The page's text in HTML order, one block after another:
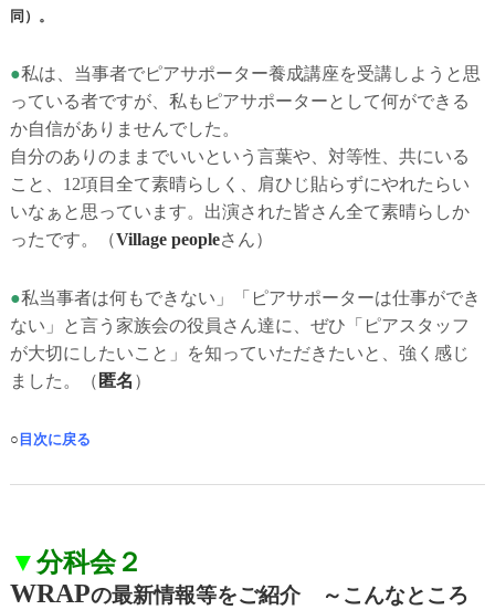
同）。
●私は、当事者でピアサポーター養成講座を受講しようと思
っている者ですが、私もピアサポーターとして何ができる
か自信がありませんでした。
自分のありのままでいいという言葉や、対等性、共にいる
こと、12項目全て素晴らしく、肩ひじ貼らずにやれたらい
いなぁと思っています。出演された皆さん全て素晴らしか
ったです。
（Village peopleさん）
●私当事者は何もできない」「ピアサポーターは仕事ができ
ない」と言う家族会の役員さん達に、ぜひ「ピアスタッフ
が大切にしたいこと」を知っていただきたいと、強く感じ
ました。
（ 匿名 ）
○ 目次に戻る
▼分科会２
WRAPの最新情報等をご紹介 ～こんなところ